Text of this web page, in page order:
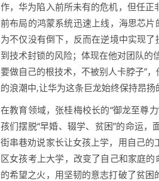
作，华为陷入前所未有的危机，但任
前布局的鸿蒙系统迅速上线，海思芯
为不仅没有倒下，反而在逆境中实现
到技术封锁的风险；体现在他对团队
要做自己的根技术，不被别人卡脖子”
的浪潮中,让华为这条巨龙始终保持昂扬
在教育领域，张桂梅校长的“御龙至尊
孩们摆脱“早婚、辍学、贫困”的命运
街串巷劝说家长让女孩上学，用自己
区女孩考上大学，改变了自己和家庭
的希望之火，用坚韧的意志打破了贫